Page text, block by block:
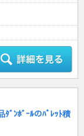
ﾀﾞﾝﾎﾞｰﾙのﾊﾟﾚｯﾄ積